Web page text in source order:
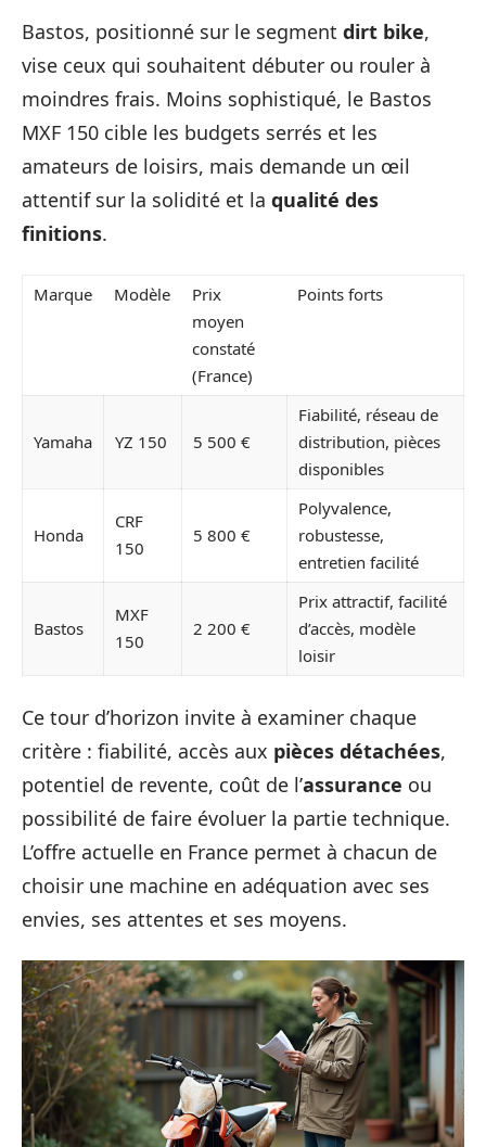
Bastos, positionné sur le segment dirt bike,
vise ceux qui souhaitent débuter ou rouler à
moindres frais. Moins sophistiqué, le Bastos
MXF 150 cible les budgets serrés et les
amateurs de loisirs, mais demande un œil
attentif sur la solidité et la qualité des
finitions.
Marque Modèle
Prix
moyen
constaté
(France)
Points forts
Yamaha YZ 150 5 500 €
Fiabilité, réseau de
distribution, pièces
disponibles
Honda
CRF
150
5 800 €
Polyvalence,
robustesse,
entretien facilité
Bastos
MXF
150
2 200 €
Prix attractif, facilité
d’accès, modèle
loisir
Ce tour d’horizon invite à examiner chaque
critère : fiabilité, accès aux pièces détachées,
potentiel de revente, coût de l’assurance ou
possibilité de faire évoluer la partie technique.
L’offre actuelle en France permet à chacun de
choisir une machine en adéquation avec ses
envies, ses attentes et ses moyens.